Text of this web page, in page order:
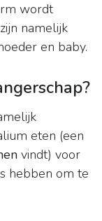
wordt
namelijk
en baby.
eten (een
vindt) voor
hebben om te